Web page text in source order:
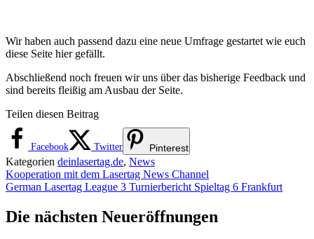
Wir haben auch passend dazu eine neue Umfrage gestartet wie euch
diese Seite hier gefällt.
Abschließend noch freuen wir uns über das bisherige Feedback und
sind bereits fleißig am Ausbau der Seite.
Teilen diesen Beitrag
Facebook Twitter Pinterest
Kategorien deinlasertag.de, News
Kooperation mit dem Lasertag News Channel
German Lasertag League 3 Turnierbericht Spieltag 6 Frankfurt
Die nächsten Neueröffnungen